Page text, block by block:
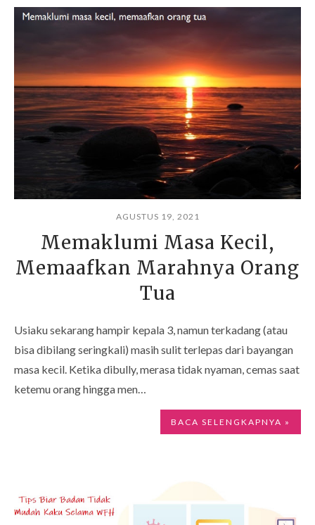
AGUSTUS 19, 2021
Memaklumi Masa Kecil,
Memaafkan Marahnya Orang
Tua
Usiaku sekarang hampir kepala 3, namun terkadang (atau
bisa dibilang seringkali) masih sulit terlepas dari bayangan
masa kecil. Ketika dibully, merasa tidak nyaman, cemas saat
ketemu orang hingga men…
BACA SELENGKAPNYA »